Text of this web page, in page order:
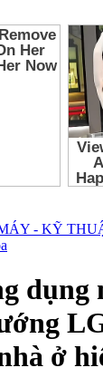
- KỸ
dụng
ở